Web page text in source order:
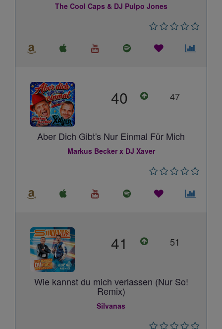
The Cool Caps & DJ Pulpo Jones
40 47
Aber Dich Gibt's Nur Einmal Für Mich
Markus Becker x DJ Xaver
41 51
Wie kannst du mich verlassen (Nur So!
Remix)
Silvanas